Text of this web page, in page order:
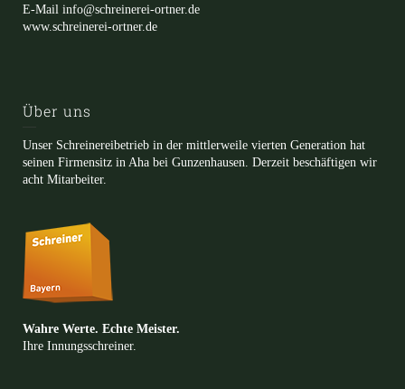
E-Mail info@schreinerei-ortner.de
www.schreinerei-ortner.de
Über uns
Unser Schreinereibetrieb in der mittlerweile vierten Generation hat
seinen Firmensitz in Aha bei Gunzenhausen. Derzeit beschäftigen wir
acht Mitarbeiter.
Wahre Werte. Echte Meister.
Ihre Innungsschreiner.